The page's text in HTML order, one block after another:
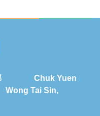
Chuk Yuen
Tai Sin,